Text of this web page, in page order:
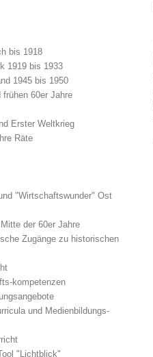
bis 1918
1919 bis 1933
1945 bis 1950
frühen 60er Jahre
Erster Weltkrieg
Räte
"Wirtschaftswunder" Ost
der 60er Jahre
Zugänge zu historischen
kompetenzen
und Medienbildungs-
"Lichtblick"